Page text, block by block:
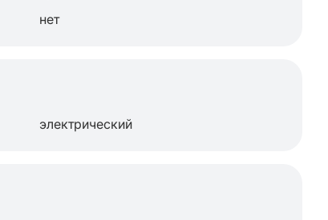
нет
электрический